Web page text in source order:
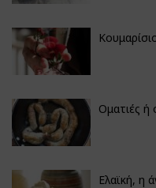
Οματιές ή
Ελαϊκή, η